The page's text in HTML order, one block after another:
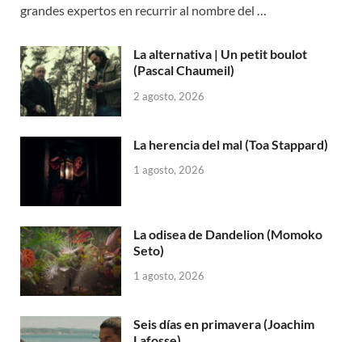
grandes expertos en recurrir al nombre del …
La alternativa | Un petit boulot
(Pascal Chaumeil)
2 agosto, 2026
La herencia del mal (Toa Stappard)
1 agosto, 2026
La odisea de Dandelion (Momoko
Seto)
1 agosto, 2026
Seis días en primavera (Joachim